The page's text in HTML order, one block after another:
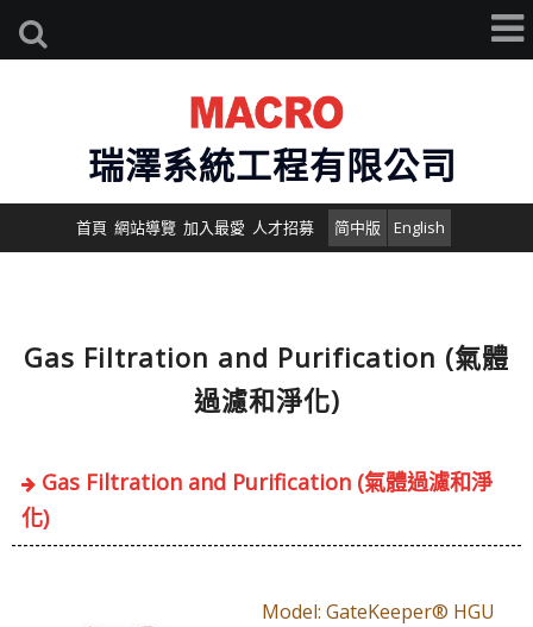
瑞澤系統工程有限公司
首頁 網站導覽 加入最愛 人才招募 简中版 English
Gas Filtration and Purification (氣體
過濾和淨化)
Gas Filtration and Purification (氣體過濾和淨
化)
Model: GateKeeper® HGU